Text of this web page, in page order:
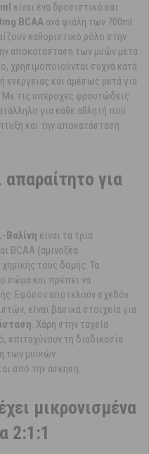
είναι ένα δροσιστικό και
BCAA ανά φιάλη των 700ml.
καθοριστικό ρόλο στην
αποκατάσταση των μυών μετά
χρησιμοποιούνται συχνά κατά
και αμέσως μετά για
Με τις υπέροχες φρουτώδεις
για κάθε αθλητή που
και την αποκατάσταση
απαραίτητο για
Βαλίνη είναι τα τρία
BCAA (αμινοξέα
τους δομής. Τα
σώμα και πρέπει να
Εφόσον αποτελούν σχεδόν
είναι βασικά στοιχεία για
. Χάρη στην ταχεία
τη διαδικασία
των μυϊκών
από την άσκηση.
μικρονισμένα
2:1:1